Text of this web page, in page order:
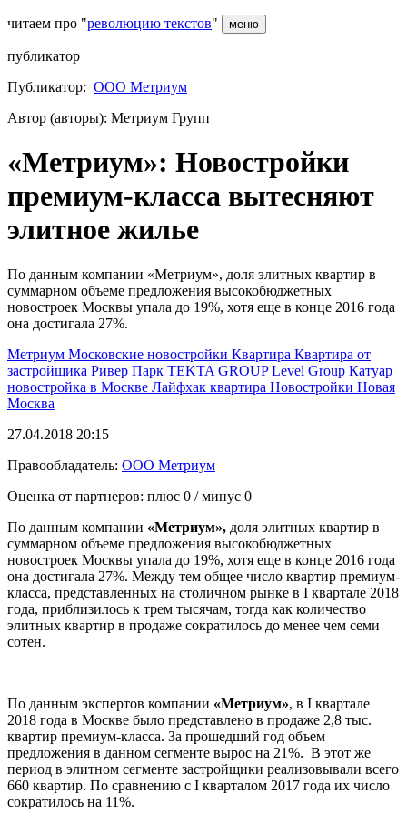
читаем про "революцию текстов" меню
публикатор
Публикатор: ООО Метриум
Автор (авторы): Метриум Групп
«Метриум»: Новостройки
премиум-класса вытесняют
элитное жилье
По данным компании «Метриум», доля элитных квартир в
суммарном объеме предложения высокобюджетных
новостроек Москвы упала до 19%, хотя еще в конце 2016 года
она достигала 27%.
Метриум Московские новостройки Квартира Квартира от
застройщика Ривер Парк TEKTA GROUPLevel Group Катуар
новостройка в Москве Лайфхак квартира Новостройки Новая
Москва
27.04.2018 20:15
Правообладатель: ООО Метриум
Оценка от партнеров: плюс 0 / минус 0
По данным компании «Метриум», доля элитных квартир в
суммарном объеме предложения высокобюджетных
новостроек Москвы упала до 19%, хотя еще в конце 2016 года
она достигала 27%. Между тем общее число квартир премиум-
класса, представленных на столичном рынке в I квартале 2018
года, приблизилось к трем тысячам, тогда как количество
элитных квартир в продаже сократилось до менее чем семи
сотен.
По данным экспертов компании «Метриум», в I квартале
2018 года в Москве было представлено в продаже 2,8 тыс.
квартир премиум-класса. За прошедший год объем
предложения в данном сегменте вырос на 21%. В этот же
период в элитном сегменте застройщики реализовывали всего
660 квартир. По сравнению с I кварталом 2017 года их число
сократилось на 11%.